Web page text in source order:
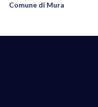
Comune di Mura